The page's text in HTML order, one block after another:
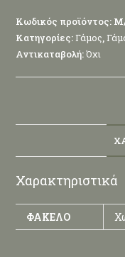
Κωδικός προϊόντος:
Κατηγορίες:Γάμος,
Αντικαταβολή:Όχι
Χαρακτηριστικά
ΦΆΚΕΛΟ